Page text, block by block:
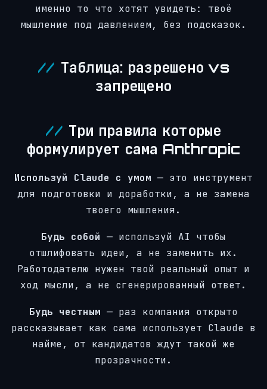
именно то что хотят увидеть: твоё
мышление под давлением, без подсказок.
Таблица: разрешено vs
запрещено
Три правила которые
формулирует сама Anthropic
Используй Claude с умом — это инструмент
для подготовки и доработки, а не замена
твоего мышления.
Будь собой — используй AI чтобы
отшлифовать идеи, а не заменить их.
Работодателю нужен твой реальный опыт и
ход мысли, а не сгенерированный ответ.
Будь честным — раз компания открыто
рассказывает как сама использует Claude в
найме, от кандидатов ждут такой же
прозрачности.